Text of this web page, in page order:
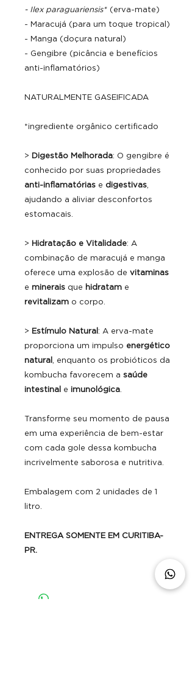
- Ilex paraguariensis* (erva-mate)
- Maracujá (para um toque tropical)
- Manga (doçura natural)
- Gengibre (picância e benefícios
anti-inflamatórios)
NATURALMENTE GASEIFICADA
*ingrediente orgânico certificado
> Digestão Melhorada: O gengibre é
conhecido por suas propriedades
anti-inflamatórias e digestivas,
ajudando a aliviar desconfortos
estomacais.
> Hidratação e Vitalidade: A
combinação de maracujá e manga
oferece uma explosão de vitaminas
e minerais que hidratam e
revitalizam o corpo.
> Estímulo Natural : A erva-mate
proporciona um impulso energético
natural , enquanto os probióticos da
kombucha favorecem a saúde
intestinal e imunológica.
Transforme seu momento de pausa
em uma experiência de bem-estar
com cada gole dessa kombucha
incrivelmente saborosa e nutritiva.
Embalagem com 2 unidades de 1
litro.
ENTREGA SOMENTE EM CURITIBA-
PR.